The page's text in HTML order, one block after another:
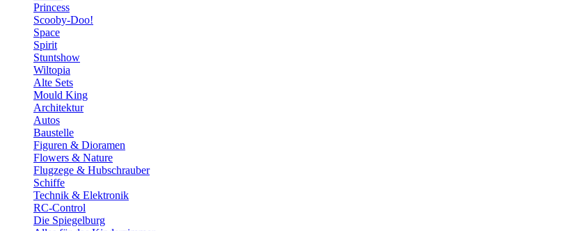
Princess
Scooby-Doo!
Space
Spirit
Stuntshow
Wiltopia
Alte Sets
Mould King
Architektur
Autos
Baustelle
Figuren & Dioramen
Flowers & Nature
Flugzege & Hubschrauber
Schiffe
Technik & Elektronik
RC-Control
Die Spiegelburg